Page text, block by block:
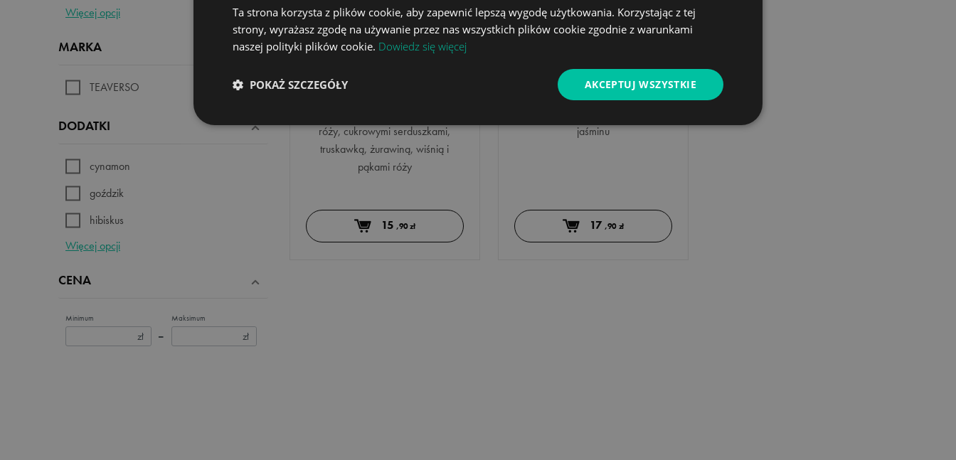
przed snem
Więcej opcji
MARKA
TEAVERSO
DODATKI
cynamon
goździk
hibiskus
liść limonki
róża
Więcej opcji
CENA
Minimum
zł –
Maksimum
zł
18 - FRAGO -
kompozycja owocowa -
róży, cukrowymi serduszkami,
truskawką, żurawiną, wiśnią i
pąkami róży
15 ,90 zł
57 - JASMIN OOLONG -
50g
Klasyczna herbata oolong
jaśminu
17 ,90 zł
Ta strona korzysta z plików cookie, aby zapewnić lepszą wygodę użytkowania. Korzystając z tej
strony, wyrażasz zgodę na używanie przez nas wszystkich plików cookie zgodnie z warunkami
naszej polityki plików cookie. Dowiedz się więcej
AKCEPTUJ WSZYSTKIE
POKAŻ SZCZEGÓŁY